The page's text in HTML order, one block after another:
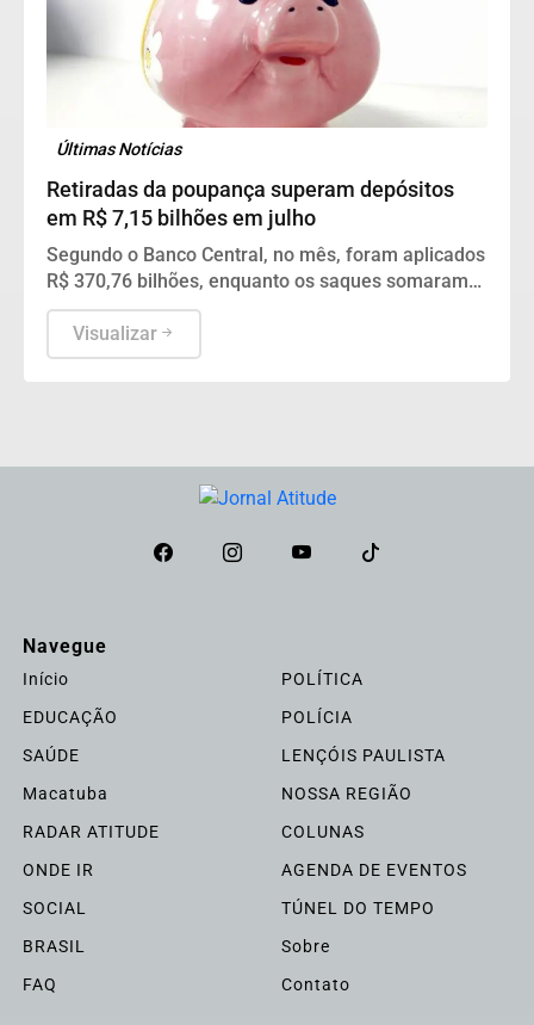
Últimas Notícias
Retiradas da poupança superam depósitos
em R$ 7,15 bilhões em julho
Segundo o Banco Central, no mês, foram aplicados
R$ 370,76 bilhões, enquanto os saques somaram
R$ 377,92 bilhões.
Visualizar
Navegue
Início
POLÍTICA
EDUCAÇÃO
POLÍCIA
SAÚDE
LENÇÓIS PAULISTA
Macatuba
NOSSA REGIÃO
RADAR ATITUDE
COLUNAS
ONDE IR
AGENDA DE EVENTOS
SOCIAL
TÚNEL DO TEMPO
BRASIL
Sobre
FAQ
Contato